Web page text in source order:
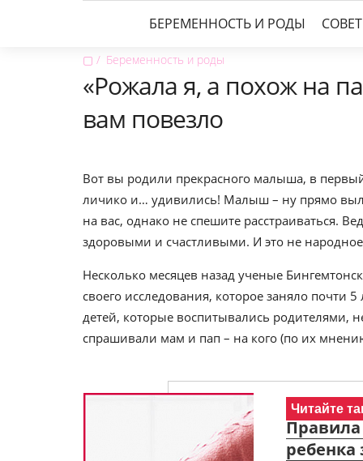
БЕРЕМЕННОСТЬ И РОДЫ
▢ Беременность и роды
«Рожала я, а похож на
вам повезло
Вот вы родили прекрасного малыша, в
личико и… удивились! Малыш – ну прямо
на вас, однако не спешите расстраиваться.
здоровыми и счастливыми. И это не
Несколько месяцев назад ученые
своего исследования, которое заняло почти
детей, которые воспитывались родителями,
спрашивали мам и пап – на кого (по их
Читайте
Правила
ребенка